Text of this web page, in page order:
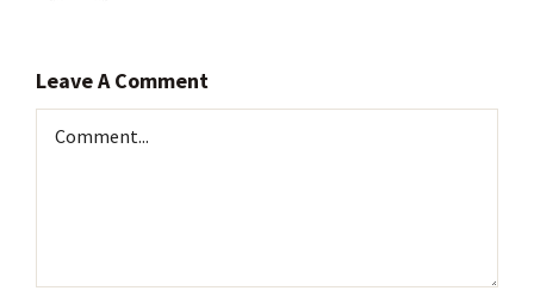
Leave A Comment
Comment